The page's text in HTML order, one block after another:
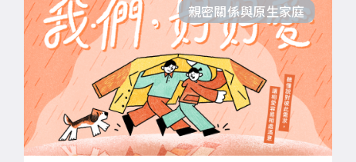
親密關係與原生家庭